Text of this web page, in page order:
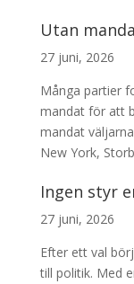
Utan
27 juni, 2026
Många partier
mandat för att
mandat
New York,
Ingen styr
27 juni, 2026
Efter ett val
till politik. Med